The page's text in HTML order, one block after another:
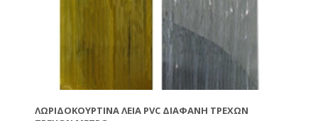
ΛΩΡΙΔΟΚΟΥΡΤΊΝΑ ΛΕΊΑ PVC ΔΙΆΦΑΝΗ ΤΡΈΧΩΝ